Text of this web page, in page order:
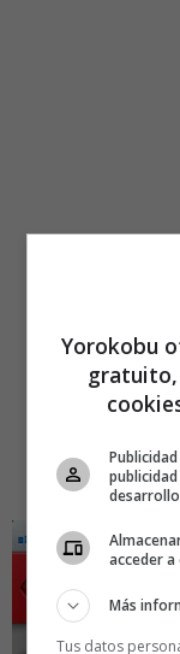
Yorokobu
acceder a
Más
Tus datos